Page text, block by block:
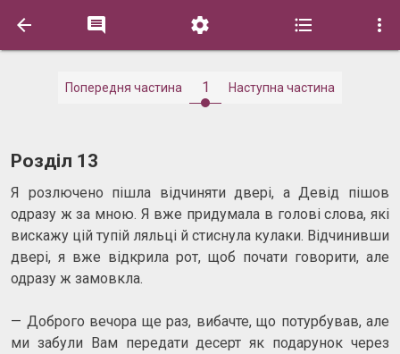
    
Попередня частина 1 Наступна частина
Розділ 13
Я розлючено пішла відчиняти двері, а Девід пішов
одразу ж за мною. Я вже придумала в голові слова, які
вискажу цій тупій ляльці й стиснула кулаки. Відчинивши
двері, я вже відкрила рот, щоб почати говорити, але
одразу ж замовкла.
— Доброго вечора ще раз, вибачте, що потурбував, але
ми забули Вам передати десерт як подарунок через